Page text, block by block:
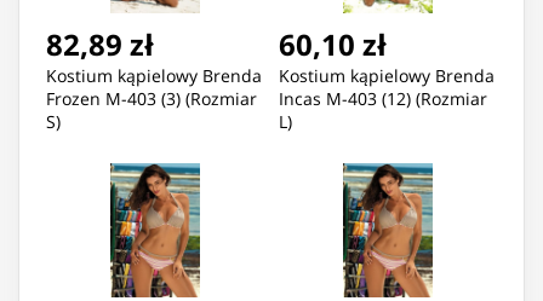
82,89 zł
Kostium kąpielowy Brenda
Frozen M-403 (3) (Rozmiar
S)
60,10 zł
Kostium kąpielowy Brenda
Incas M-403 (12) (Rozmiar
L)